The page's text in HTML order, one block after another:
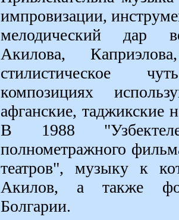
импровизации,
мелодический дар
Акилова,
стилистическое
композициях
афганские,
В 1988
полнометражного
театров", музыку к
Акилов, а также
Болгарии.